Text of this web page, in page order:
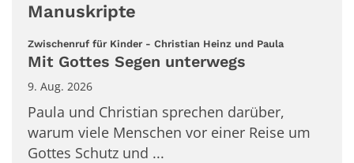
Manuskripte
Zwischenruf für Kinder - Christian Heinz und Paula:
Mit Gottes Segen unterwegs
9. Aug. 2026
Paula und Christian sprechen darüber,
warum viele Menschen vor einer Reise um
Gottes Schutz und ...